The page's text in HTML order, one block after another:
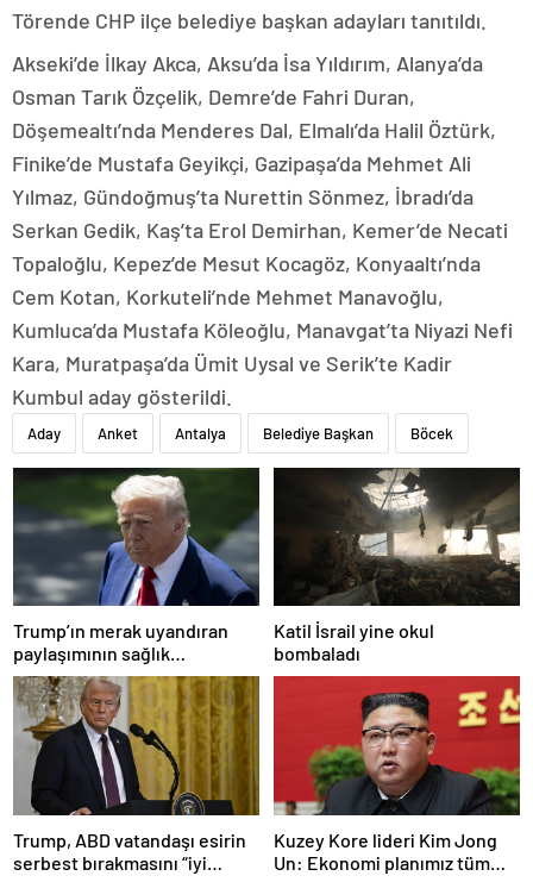
Törende CHP ilçe belediye başkan adayları tanıtıldı.
Akseki’de İlkay Akca, Aksu’da İsa Yıldırım, Alanya’da
Osman Tarık Özçelik, Demre’de Fahri Duran,
Döşemealtı’nda Menderes Dal, Elmalı’da Halil Öztürk,
Finike’de Mustafa Geyikçi, Gazipaşa’da Mehmet Ali
Yılmaz, Gündoğmuş’ta Nurettin Sönmez, İbradı’da
Serkan Gedik, Kaş’ta Erol Demirhan, Kemer’de Necati
Topaloğlu, Kepez’de Mesut Kocagöz, Konyaaltı’nda
Cem Kotan, Korkuteli’nde Mehmet Manavoğlu,
Kumluca’da Mustafa Köleoğlu, Manavgat’ta Niyazi Nefi
Kara, Muratpaşa’da Ümit Uysal ve Serik’te Kadir
Kumbul aday gösterildi.
Aday Anket Antalya Belediye Başkan Böcek
Trump’ın merak uyandıran
paylaşımının sağlık
sistemiyle ilgili kararname
olduğu anlaşıldı
Katil İsrail yine okul
bombaladı
Trump, ABD vatandaşı esirin
serbest bırakmasını “iyi
Kuzey Kore lideri Kim Jong
Un: Ekonomi planımız tüm